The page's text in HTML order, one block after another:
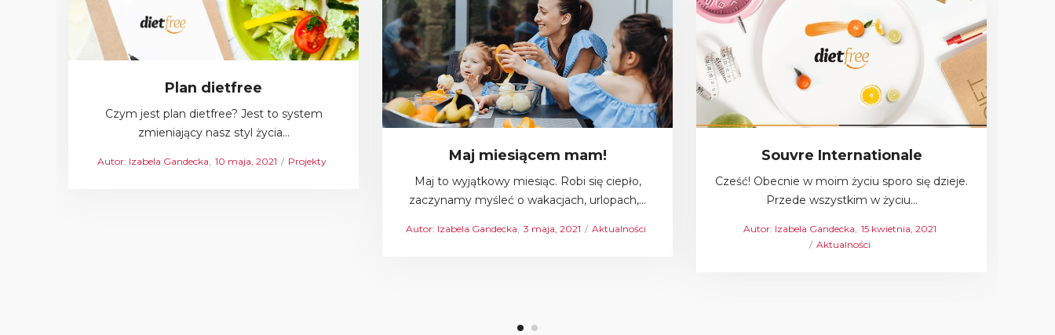
Plan dietfree
Czym jest plan dietfree? Jest to system
zmieniający nasz styl życia…
Autor: Izabela Gandecka Posted
10 maja, 2021
Posted
Projekty Maj miesiącem mam!
Maj to wyjątkowy miesiąc. Robi się ciepło,
zaczynamy myśleć o wakacjach, urlopach,…
Autor: Izabela Gandecka Posted
3 maja, 2021
Posted
Aktualności
Souvre Internationale
Cześć! Obecnie w moim życiu sporo się dzieje.
Przede wszystkim w życiu…
Autor: Izabela Gandecka Posted
on
15 kwietnia, 2021
Posted
Aktualności